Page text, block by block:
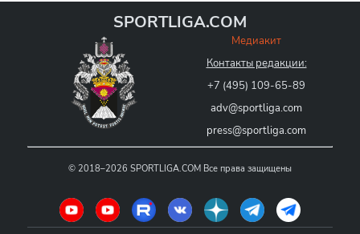
SPORTLIGA.COM
Медиакит
Контакты редакции:
+7 (495) 109-65-89
adv@sportliga.com
press@sportliga.com
© 2018–2026 SPORTLIGA.COM Все права защищены